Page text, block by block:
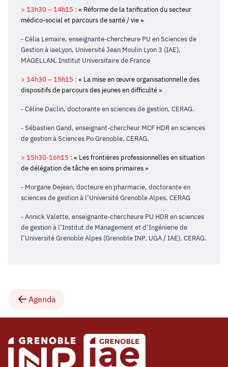
> 13h30 – 14h15 : « Réforme de la tarification du secteur
médico-social et parcours de santé / vie »
- Célia Lemaire, enseignante-chercheure PU en Sciences de
Gestion à iaeLyon, Université Jean Moulin Lyon 3 (IAE),
MAGELLAN, Institut Universitaire de France
> 14h30 – 15h15 : « La mise en œuvre organisationnelle des
dispositifs de parcours des jeunes en difficulté »
- Céline Daclin, doctorante en sciences de gestion, CERAG.
- Sébastien Gand, enseignant-chercheur MCF HDR en sciences
de gestion à Sciences Po Grenoble, CERAG.
> 15h30-16h15 : « Les frontières professionnelles en situation
de délégation de tâche en soins primaires »
- Morgane Dejean, docteure en pharmacie, doctorante en
sciences de gestion à l’Université Grenoble Alpes, CERAG
- Annick Valette, enseignante-chercheure PU HDR en sciences
de gestion à l’Institut de Management et d’Ingénierie de
l’Université Grenoble Alpes (Grenoble INP, UGA / IAE), CERAG.
Agenda